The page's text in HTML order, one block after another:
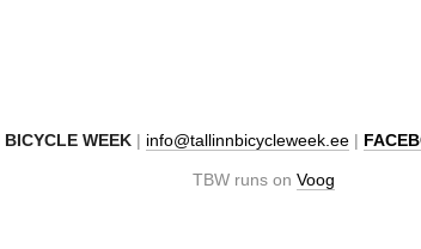
BICYCLE WEEK info@tallinnbicycleweek.ee
TBW runs on Voog